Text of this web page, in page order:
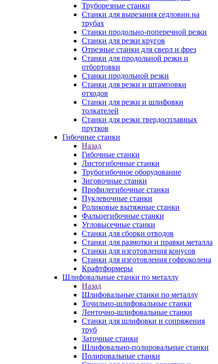
Труборезные станки
Станки для вырезания седловин на
трубаx
Станки продольно-поперечной резки
Станки для резки кругов
Отрезные станки для сверл и фрез
Станки для продольной резки и
отбортовки
Станки продольной резки
Станки для резки и штамповки
отходов
Станки для резки и шлифовки
толкателей
Станки для резки твердосплавных
прутков
Гибочные станки
Назад
Гибочные станки
Листогибочные станки
Трубогибочное оборудование
Зиговочные станки
Профилегибочные станки
Пуклевочные станки
Роликовые вытяжные станки
Фальцегибочные станки
Угловысечные станки
Станки для сборки отводов
Станки для размотки и правки металла
Станки для изготовления конусов
Станки для изготовления гофроколена
Крафтформеры
Шлифовальные станки по металлу
Назад
Шлифовальные станки по металлу
Точильно-шлифовальные станки
Ленточно-шлифовальные станки
Станки для шлифовки и сопряжения
труб
Заточные станки
Шлифовально-полировальные станки
Полировальные станки